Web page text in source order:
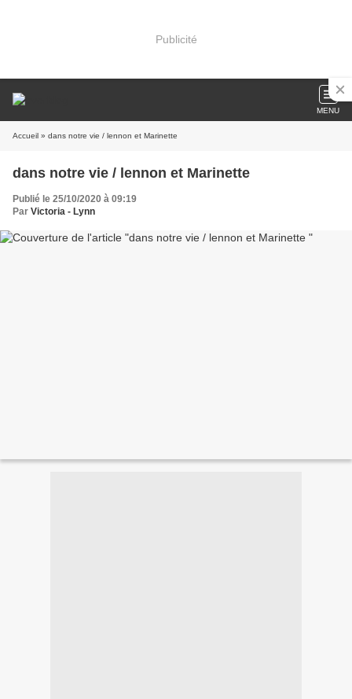
Publicité
MENU
Accueil » dans notre vie / lennon et Marinette
dans notre vie / lennon et Marinette
Publié le 25/10/2020 à 09:19
Par Victoria - Lynn